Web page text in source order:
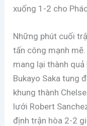
xuống 1-2 cho
Những phút cuối
tấn công mạnh
mang lại thành
Bukayo Saka tung
khung thành
lưới Robert
định trận hòa 2-2